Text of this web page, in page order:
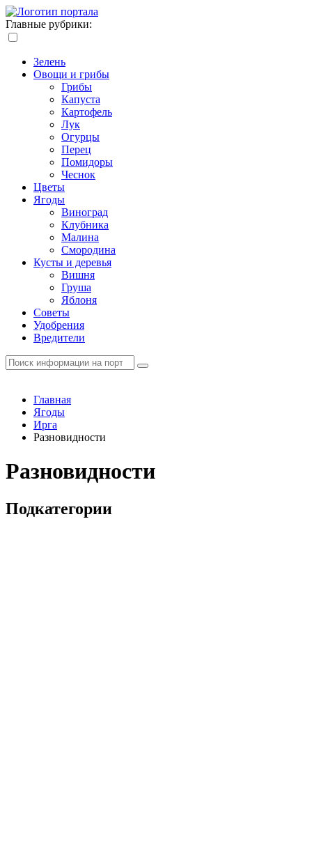
Главные рубрики:
Зелень
Овощи и грибы
Грибы
Капуста
Картофель
Лук
Огурцы
Перец
Помидоры
Чеснок
Цветы
Ягоды
Виноград
Клубника
Малина
Смородина
Кусты и деревья
Вишня
Груша
Яблоня
Советы
Удобрения
Вредители
Главная
Ягоды
Ирга
Разновидности
Разновидности
Подкатегории